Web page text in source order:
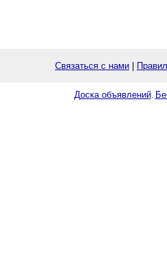
Связаться с нами
Доска объявлений.